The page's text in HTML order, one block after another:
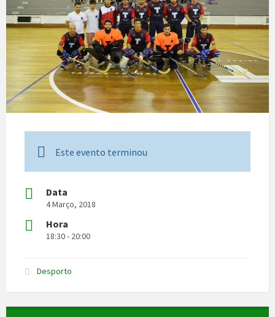
Este evento terminou
Data
4 Março, 2018
Hora
18:30 - 20:00
Desporto